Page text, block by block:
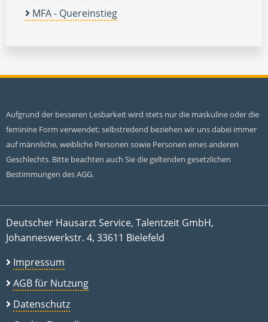
MFA - Quereinstieg
Aufgrund der besseren Lesbarkeit wird stets nur die maskuline oder die
feminine Form verwendet; selbstredend beziehen wir uns dabei immer
auf männliche, weibliche Personen sowie Personen eines anderen
Geschlechts. Bitte beachten auch Sie die geltenden gesetzlichen
Bestimmungen des AGG.
Deutscher Hausarzt Service, Talentzeit GmbH,
Johanneswerkstr. 4, 33611 Bielefeld
Impressum
AGB für Nutzung
Datenschutz